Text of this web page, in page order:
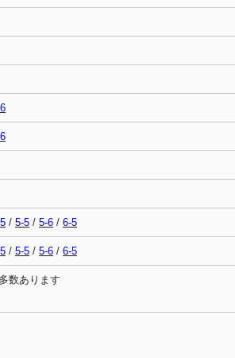
/ 5-5 / 5-6 / 6-5
/ 5-5 / 5-6 / 6-5
数あります